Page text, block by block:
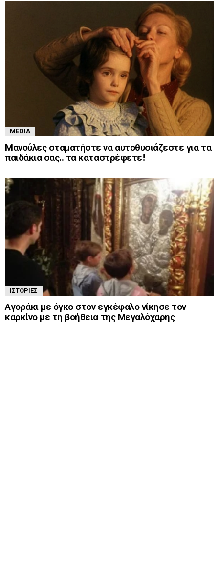
MEDIA
Mανούλες σταματήστε να αυτοθυσιάζεστε για τα
παιδάκια σας.. τα καταστρέφετε!
ΙΣΤΟΡΊΕΣ
Αγοράκι με όγκο στον εγκέφαλο νίκησε τον
καρκίνο με τη βοήθεια της Μεγαλόχαρης